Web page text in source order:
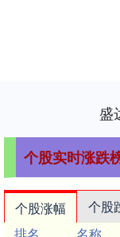
盛
个股实时涨跌
个股涨幅 个股